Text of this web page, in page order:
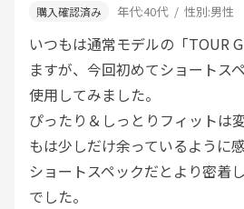
年代:40代 性別:男性
いつもは通常モデルの「TOUR
ますが、今回初めてショートス
使用してみました。
ぴったり＆しっとりフィットは
もは少しだけ余っているように
ショートスペックだとより密着
でした。